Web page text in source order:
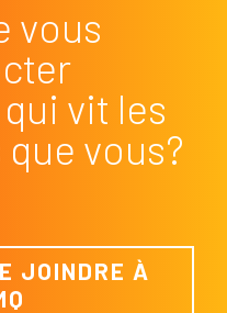
vous
vit les
vous?
JOINDRE À